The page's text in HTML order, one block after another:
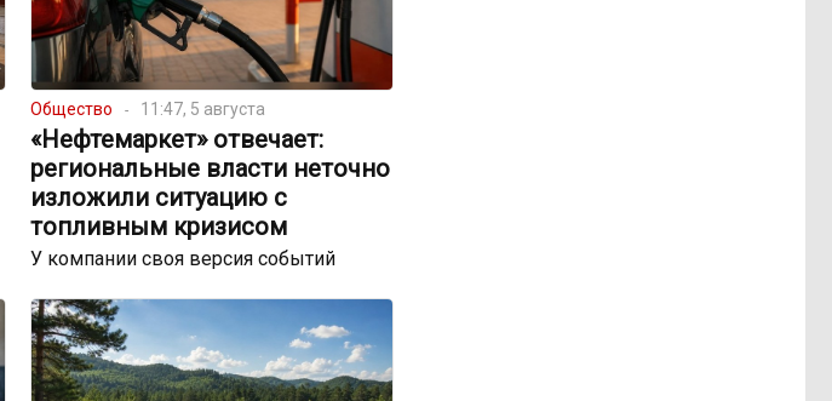
Общество 11:47, 5 августа
«Нефтемаркет» отвечает:
региональные власти неточно
изложили ситуацию с
топливным кризисом
У компании своя версия событий